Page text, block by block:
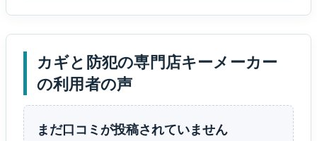
カギと防犯の専門店キーメーカー
の利用者の声
まだ口コミが投稿されていません